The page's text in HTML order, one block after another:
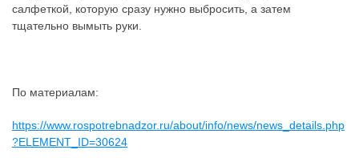
салфеткой, которую сразу нужно выбросить, а затем
тщательно вымыть руки.
По материалам:
https://www.rospotrebnadzor.ru/about/info/news/news_details.php
?ELEMENT_ID=30624